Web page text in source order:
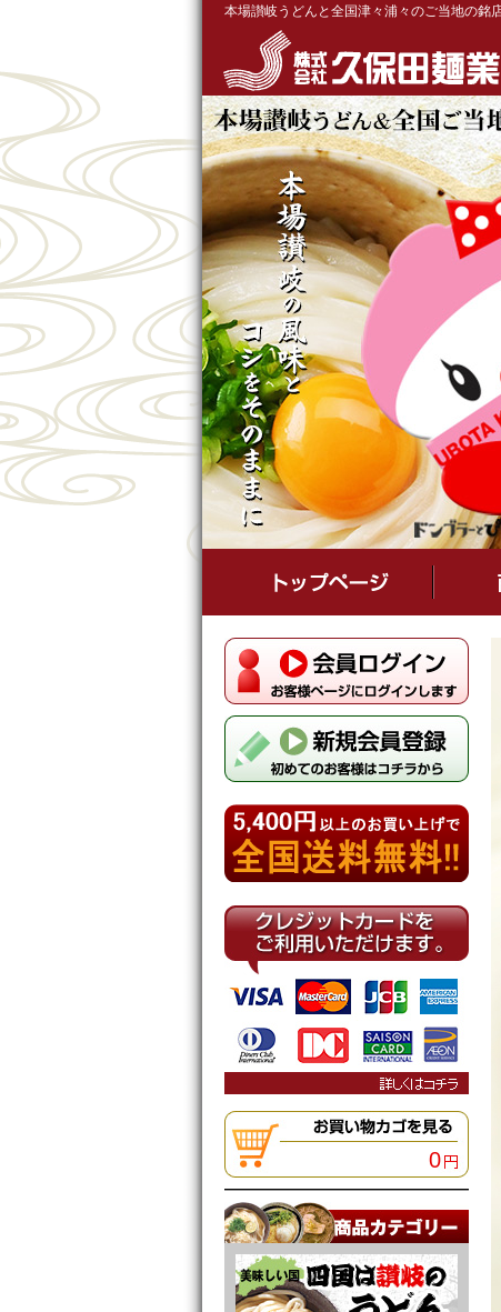
本場讃岐うどんと全国津々浦々のご当地の銘
0